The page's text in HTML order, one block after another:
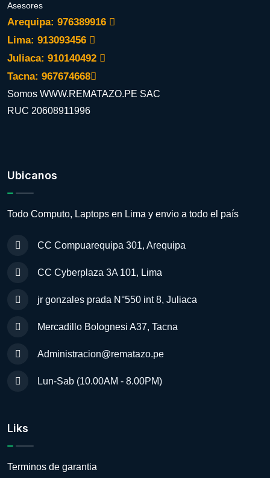
Asesores
Arequipa: 976389916
Lima: 913093456
Juliaca: 910140492
Tacna: 967674668
Somos WWW.REMATAZO.PE SAC
RUC 20608911996
Ubicanos
Todo Computo, Laptops en Lima y envio a todo el país
CC Compuarequipa 301, Arequipa
CC Cyberplaza 3A 101, Lima
jr gonzales prada N°550 int 8, Juliaca
Mercadillo Bolognesi A37, Tacna
Administracion@rematazo.pe
Lun-Sab (10.00AM - 8.00PM)
Liks
Terminos de garantia